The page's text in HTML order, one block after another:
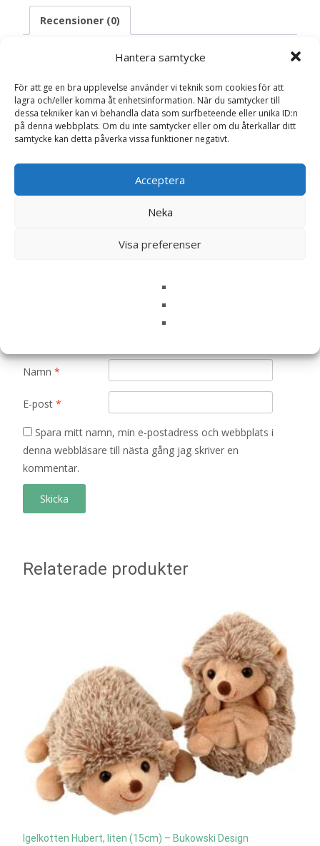
Hantera samtycke
För att ge en bra upplevelse använder vi teknik som cookies för att
lagra och/eller komma åt enhetsinformation. När du samtycker till
dessa tekniker kan vi behandla data som surfbeteende eller unika ID:n
på denna webbplats. Om du inte samtycker eller om du återkallar ditt
samtycke kan detta påverka vissa funktioner negativt.
Acceptera
Neka
Visa preferenser
Recensioner (0)
Recensioner
Det finns inga recensioner än.
Din e-postadress kommer inte publiceras.
Namn *
E-post *
Spara mitt namn, min e-postadress och webbplats i
denna webbläsare till nästa gång jag skriver en
kommentar.
Relaterade produkter
Igelkotten Hubert, liten (15cm) – Bukowski Design